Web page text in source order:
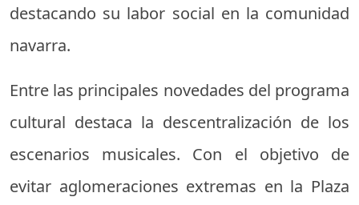
destacando su labor social en la comunidad
navarra.
Entre las principales novedades del programa
cultural destaca la descentralización de los
escenarios musicales. Con el objetivo de
evitar aglomeraciones extremas en la Plaza